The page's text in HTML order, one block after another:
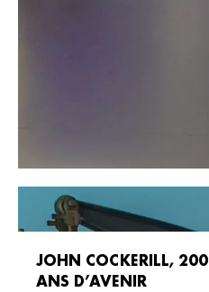
JOHN COCKERILL, 200
ANS D’AVENIR